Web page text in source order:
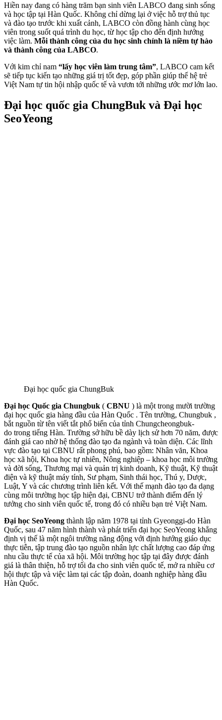
Hiền nay đang có hàng trăm bạn sinh viên LABCO đang sinh sống
và học tập tại Hàn Quốc. Không chỉ dừng lại ở việc hỗ trợ thủ tục
và đào tạo trước khi xuất cảnh, LABCO còn đồng hành cùng học
viên trong suốt quá trình du học, từ học tập cho đến định hướng
việc làm. Mỗi thành công của du học sinh chính là niềm tự hào
và thành công của LABCO.
Với kim chỉ nam “lấy học viên làm trung tâm”, LABCO cam kết
sẽ tiếp tục kiến tạo những giá trị tốt đẹp, góp phần giúp thế hệ trẻ
Việt Nam tự tin hội nhập quốc tế và vươn tới những ước mơ lớn lao.
Đại học quốc gia ChungBuk và Đại học
SeoYeong
Đại học quốc gia ChungBuk
Đại học Quốc gia Chungbuk ( CBNU ) là một trong mười trường
đại học quốc gia hàng đầu của Hàn Quốc . Tên trường, Chungbuk ,
bắt nguồn từ tên viết tắt phổ biến của tỉnh Chungcheongbuk-
do trong tiếng Hàn. Trường sở hữu bề dày lịch sử hơn 70 năm, được
đánh giá cao nhờ hệ thống đào tạo đa ngành và toàn diện. Các lĩnh
vực đào tạo tại CBNU rất phong phú, bao gồm: Nhân văn, Khoa
học xã hội, Khoa học tự nhiên, Nông nghiệp – khoa học môi trường
và đời sống, Thương mại và quản trị kinh doanh, Kỹ thuật, Kỹ thuật
điện và kỹ thuật máy tính, Sư phạm, Sinh thái học, Thú y, Dược,
Luật, Y và các chương trình liên kết. Với thế mạnh đào tạo đa dạng
cùng môi trường học tập hiện đại, CBNU trở thành điểm đến lý
tưởng cho sinh viên quốc tế, trong đó có nhiều bạn trẻ Việt Nam.
Đại học SeoYeong thành lập năm 1978 tại tỉnh Gyeonggi-do Hàn
Quốc, sau 47 năm hình thành và phát triển đại học SeoYeong khẳng
định vị thế là một ngôi trường năng động với định hướng giáo dục
thực tiễn, tập trung đào tạo nguồn nhân lực chất lượng cao đáp ứng
nhu cầu thực tế của xã hội. Môi trường học tập tại đây được đánh
giá là thân thiện, hỗ trợ tối đa cho sinh viên quốc tế, mở ra nhiều cơ
hội thực tập và việc làm tại các tập đoàn, doanh nghiệp hàng đầu
Hàn Quốc.